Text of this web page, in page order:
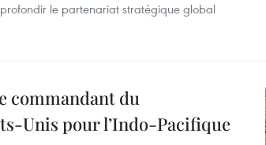
le partenariat stratégique global
commandant du
Unis pour l’Indo-Pacifique